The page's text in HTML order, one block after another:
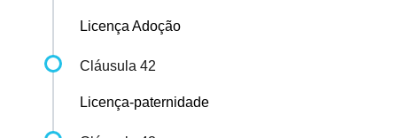
Licença Adoção
Cláusula 42
Licença-paternidade